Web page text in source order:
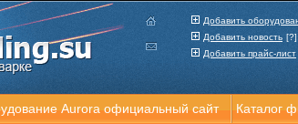
Aurora официальный сайт Каталог
Добавить
Добавить новость [?]
Добавить прайс-лист